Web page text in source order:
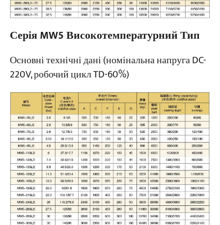
Серія MW5 Високотемпературний Тип
Основні технічні дані (номінальна напруга DC-
220V, робочий цикл TD-60%)